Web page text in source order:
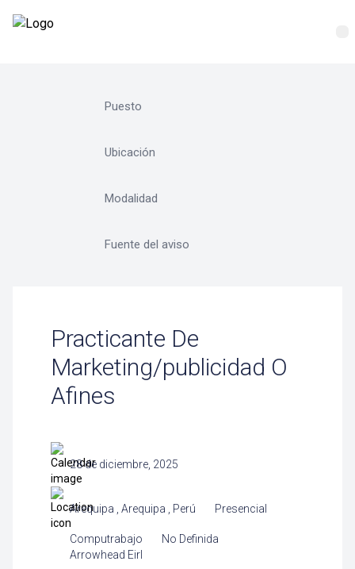
Practicante De
Marketing/publicidad O
Afines
28 de diciembre, 2025
Arequipa , Arequipa , Perú Presencial
Computrabajo
No Definida
Arrowhead Eirl